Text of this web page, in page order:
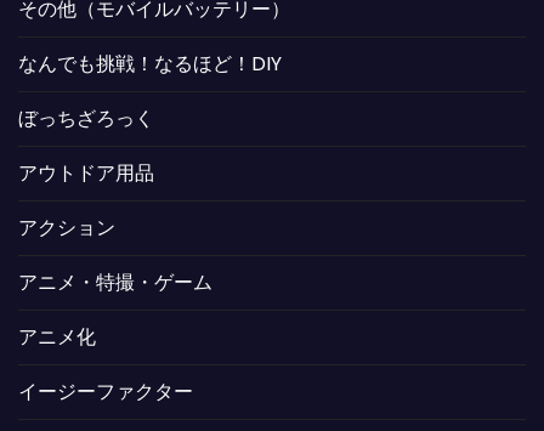
その他（モバイルバッテリー）
なんでも挑戦！なるほど！DIY
ぼっちざろっく
アウトドア用品
アクション
アニメ・特撮・ゲーム
アニメ化
イージーファクター